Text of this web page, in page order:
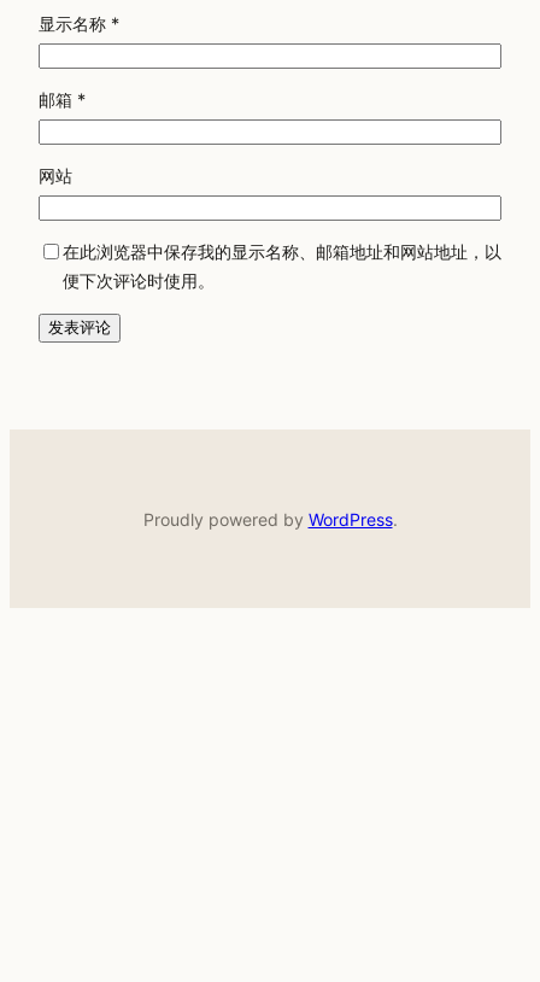
显示名称 *
邮箱 *
网站
在此浏览器中保存我的显示名称、邮箱地址和网站地址，以
便下次评论时使用。
Proudly powered by WordPress.